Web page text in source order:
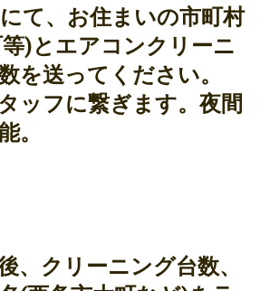
て、お住まいの市町村
)とエアコンクリーニ
を送ってください。
ッフに繋ぎます。夜間
。
、クリーニング台数、